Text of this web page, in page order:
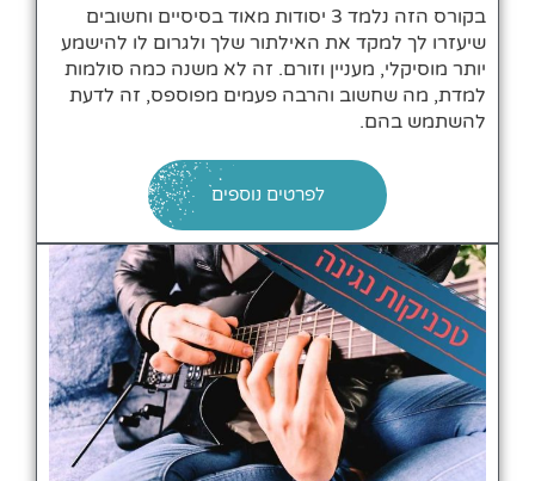
בקורס הזה נלמד 3 יסודות מאוד בסיסיים וחשובים
שיעזרו לך למקד את האילתור שלך ולגרום לו להישמע
יותר מוסיקלי, מעניין וזורם. זה לא משנה כמה סולמות
למדת, מה שחשוב והרבה פעמים מפוספס, זה לדעת
להשתמש בהם.
לפרטים נוספים